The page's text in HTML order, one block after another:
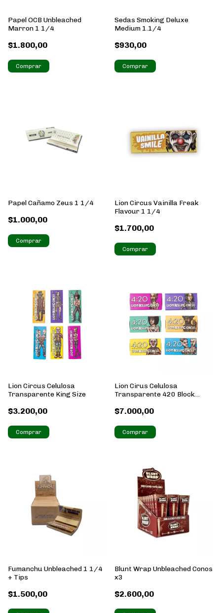
Papel OCB Unbleached
Marron 1 1/4
$1.800,00
Sedas Smoking Deluxe
Medium 1.1/4
$930,00
Papel Cañamo Zeus 1 1/4
$1.000,00
Lion Circus Vainilla Freak
Flavour 1 1/4
$1.700,00
Lion Circus Celulosa
Transparente King Size
$3.200,00
Lion Cirus Celulosa
Transparente 420 Block
$7.000,00
Fumanchu Unbleached 1 1/4
+ Tips
$1.500,00
Blunt Wrap Unbleached Conos
x3
$2.600,00